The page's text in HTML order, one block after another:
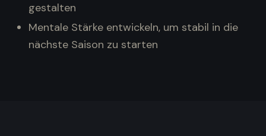
gestalten
Mentale Stärke entwickeln, um stabil in die
nächste Saison zu starten